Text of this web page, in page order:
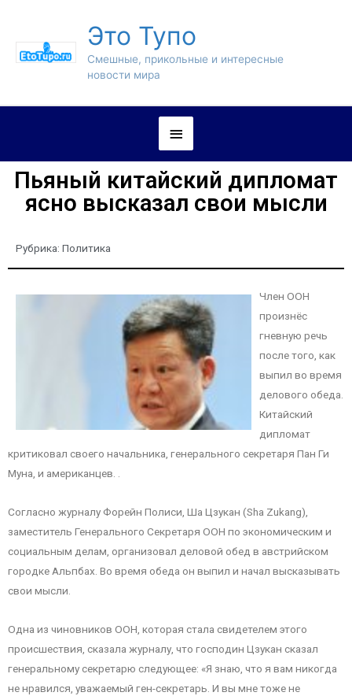
Это Тупо
Смешные, прикольные и интересные
новости мира
Пьяный китайский дипломат
ясно высказал свои мысли
Рубрика: Политика
Член ООН
произнёс
гневную речь
после того, как
выпил во время
делового обеда.
Китайский
дипломат
критиковал своего начальника, генерального секретаря Пан Ги
Муна, и американцев. .
Согласно журналу Форейн Полиси, Ша Цзукан (Sha Zukang),
заместитель Генерального Секретаря ООН по экономическим и
социальным делам, организовал деловой обед в австрийском
городке Альпбах. Во время обеда он выпил и начал высказывать
свои мысли.
Одна из чиновников ООН, которая стала свидетелем этого
происшествия, сказала журналу, что господин Цзукан сказал
генеральному секретарю следующее: «Я знаю, что я вам никогда
не нравился, уважаемый ген-секретарь. И вы мне тоже не